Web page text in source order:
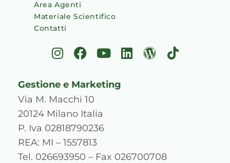
Area Agenti
Materiale Scientifico
Contatti
I
n
t
a
g
r
a
m
F
a
e
b
o
o
k
Y
o
t
e
L
i
W
o
s
T
i
Gestione e Marketing
Via M. Macchi 10
20124 Milano Italia
P. Iva 02818790236
REA: MI – 1557813
Tel. 026693950 – Fax 026700708